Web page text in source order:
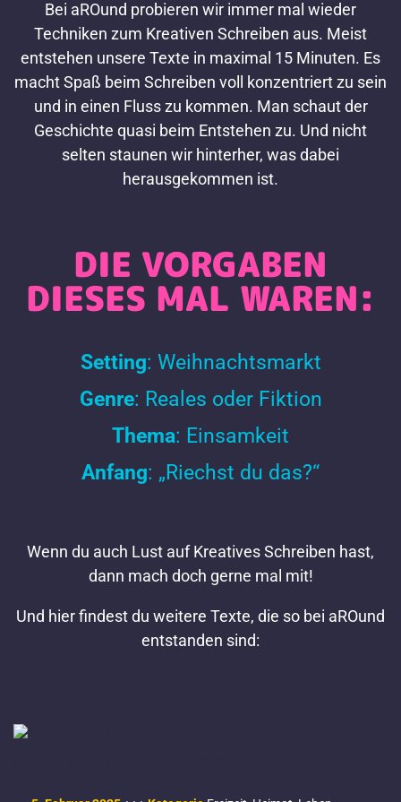
Bei aROund probieren wir immer mal wieder
Techniken zum Kreativen Schreiben aus. Meist
entstehen unsere Texte in maximal 15 Minuten. Es
macht Spaß beim Schreiben voll konzentriert zu sein
und in einen Fluss zu kommen. Man schaut der
Geschichte quasi beim Entstehen zu. Und nicht
selten staunen wir hinterher, was dabei
herausgekommen ist.
DIE VORGABEN
DIESES MAL WAREN:
Setting: Weihnachtsmarkt
Genre: Reales oder Fiktion
Thema: Einsamkeit
Anfang: „Riechst du das?“
Wenn du auch Lust auf Kreatives Schreiben hast,
dann mach doch gerne mal mit!
Und hier findest du weitere Texte, die so bei aROund
entstanden sind: